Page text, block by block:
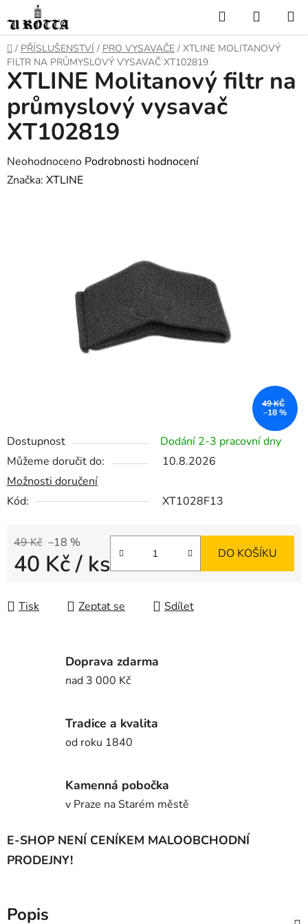
na
obsah
Hledat
KOŠÍK
DOMŮ
/ PŘÍSLUŠENSTVÍ / PRO VYSAVAČE / XTLINE MOLITANOVÝ
FILTR NA PRŮMYSLOVÝ VYSAVAČ XT102819
Dostupnost
Dodání 2-3 pracovní dny
Můžeme doručit do:
10.8.2026
Možnosti doručení
Kód:
XT1028F13
49 Kč –18 %
40 Kč/ ks DO KOŠÍKU
Tisk Zeptat se Sdílet
XTLINE Molitanový filtr na
průmyslový vysavač
XT102819
Průměrné
hodnocení
Neohodnoceno Podrobnosti hodnocení
Značka: XTLINE
49 KČ
–18 %
Doprava zdarma
nad 3 000 Kč
Tradice a kvalita
od roku 1840
Kamenná pobočka
v Praze na Starém městě
E-SHOP NENÍ CENÍKEM MALOOBCHODNÍ
PRODEJNY!
Popis